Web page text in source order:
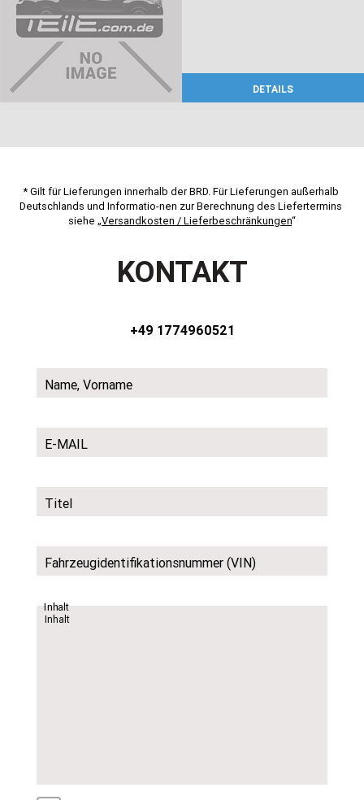
DETAILS
* Gilt für Lieferungen innerhalb der BRD. Für Lieferungen außerhalb
Deutschlands und Informatio-nen zur Berechnung des Liefertermins
siehe „Versandkosten / Lieferbeschränkungen“
KONTAKT
+49 1774960521
Name, Vorname
E-MAIL
Titel
Fahrzeugidentifikationsnummer (VIN)
Inhalt